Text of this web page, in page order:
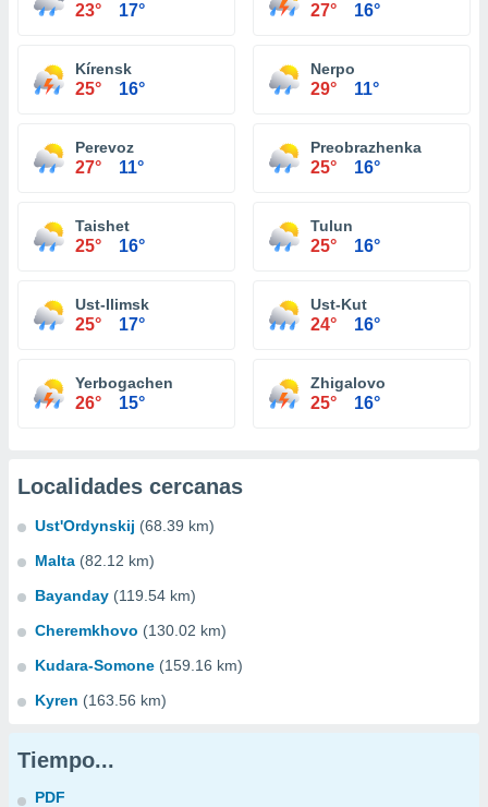
23° 17° 27° 16°
Kírensk
25° 16°
Nerpo
29° 11°
Perevoz
27° 11°
Preobrazhenka
25° 16°
Taishet
25° 16°
Tulun
25° 16°
Ust-Ilimsk
25° 17°
Ust-Kut
24° 16°
Yerbogachen
26° 15°
Zhigalovo
25° 16°
Localidades cercanas
Ust'Ordynskij (68.39 km)
Malta (82.12 km)
Bayanday (119.54 km)
Cheremkhovo (130.02 km)
Kudara-Somone (159.16 km)
Kyren (163.56 km)
Tiempo...
PDF